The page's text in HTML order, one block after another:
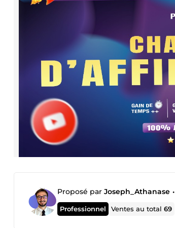
Proposé par Joseph_Athanase •
Professionnel Ventes au total69